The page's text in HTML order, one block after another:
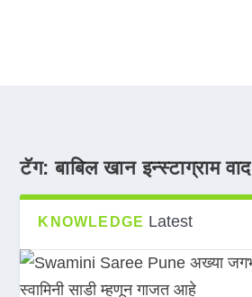
टॅग:बाबिल खान इन्स्टाग्राम वाद
KNOWLEDGE Latest